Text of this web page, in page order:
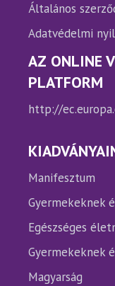
Általános
Adatvédelmi
AZ ONLINE
PLATFORM
http://
Manifesztum
Gyermekeknek
Egészséges
Gyermekeknek
Magyarság